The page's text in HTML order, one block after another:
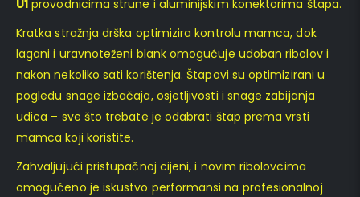
U1 provodnicima strune i aluminijskim konektorima štapa.
Kratka stražnja drška optimizira kontrolu mamca, dok
lagani i uravnoteženi blank omogućuje udoban ribolov i
nakon nekoliko sati korištenja. Štapovi su optimizirani u
pogledu snage izbačaja, osjetljivosti i snage zabijanja
udica – sve što trebate je odabrati štap prema vrsti
mamca koji koristite.
Zahvaljujući pristupačnoj cijeni, i novim ribolovcima
omogućeno je iskustvo performansi na profesionalnoj